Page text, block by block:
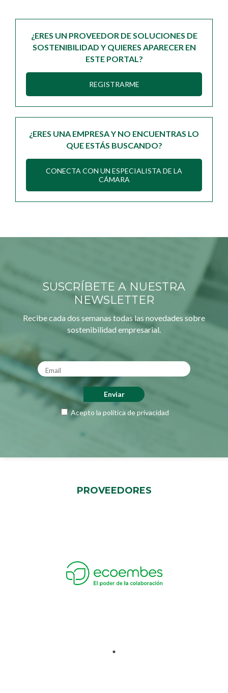
¿ERES UN PROVEEDOR DE SOLUCIONES DE
SOSTENIBILIDAD Y QUIERES APARECER EN
ESTE PORTAL?
REGISTRARME
¿ERES UNA EMPRESA Y NO ENCUENTRAS LO
QUE ESTÁS BUSCANDO?
CONECTA CON UN ESPECIALISTA DE LA
CÁMARA
SUSCRÍBETE A NUESTRA
NEWSLETTER
Recibe cada dos semanas todas las novedades sobre
sostenibilidad empresarial.
Acepto la política de privacidad
PROVEEDORES